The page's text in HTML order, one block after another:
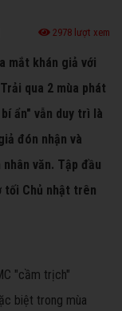
2978 lượt xem
mắt khán giả với
qua 2 mùa phát
ẩn" vẫn duy trì là
đón nhận và
văn. Tập đầu
tối Chủ nhật trên
"cầm trịch"
biệt trong mùa